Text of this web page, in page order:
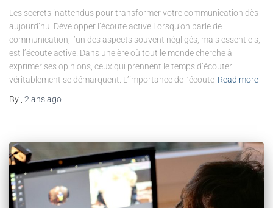
Les secrets inattendus pour transformer votre communication dès
aujourd’hui Développer l’écoute active Lorsqu’on parle de
communication, l’un des aspects souvent négligés, mais essentiels,
est l’écoute active. Dans une ère où tout le monde cherche à
exprimer ses opinions, ceux qui prennent le temps d’écouter
véritablement se démarquent. L’importance de l’écoute Read more
By 2 ansago